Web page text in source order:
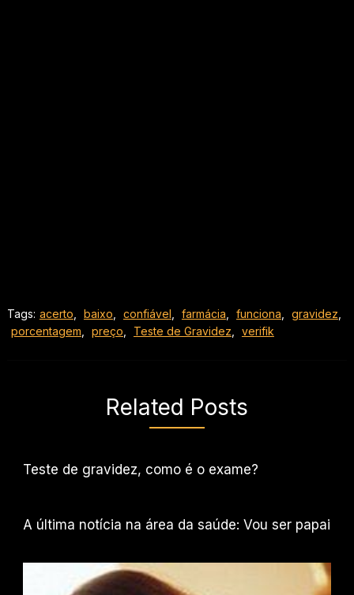
Tags: acerto baixo confiável farmácia funciona gravidez
porcentagem
preço Teste de Gravidez verifik
Related Posts
Teste de gravidez, como é o exame?
A última notícia na área da saúde: Vou ser papai